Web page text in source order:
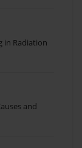
in Radiation
and